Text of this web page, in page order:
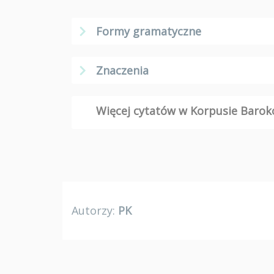
Formy gramatyczne
Znaczenia
Więcej cytatów w Korpusie
Autorzy: PK